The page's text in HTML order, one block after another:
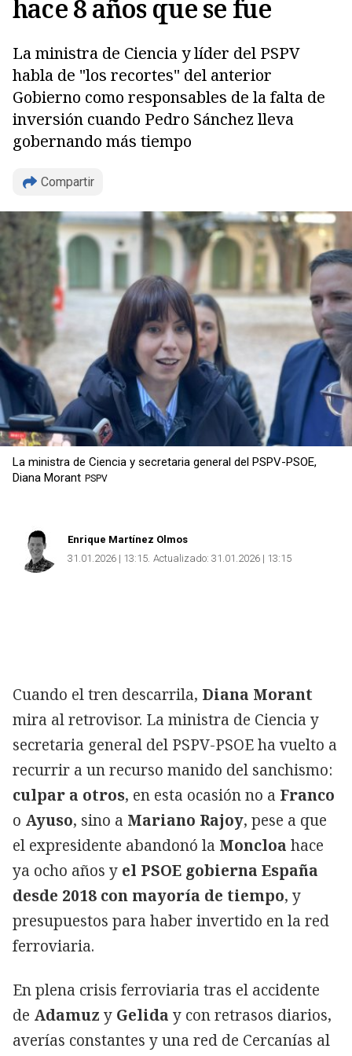
hace 8 años que se fue
La ministra de Ciencia y líder del PSPV
habla de "los recortes" del anterior
Gobierno como responsables de la falta de
inversión cuando Pedro Sánchez lleva
gobernando más tiempo
Compartir
Copiar
La ministra de Ciencia y secretaria general del PSPV-PSOE,
Diana Morant PSPV
Enrique Martínez Olmos
31.01.2026 | 13:15 Actualizado: 31.01.2026 | 13:15
Cuando el tren descarrila, Diana Morant
mira al retrovisor. La ministra de Ciencia y
secretaria general del PSPV-PSOE ha vuelto a
recurrir a un recurso manido del sanchismo:
culpar a otros, en esta ocasión no a Franco
o Ayuso, sino a Mariano Rajoy, pese a que
el expresidente abandonó la Moncloa hace
ya ocho años y el PSOE gobierna España
desde 2018 con mayoría de tiempo, y
presupuestos para haber invertido en la red
ferroviaria.
En plena crisis ferroviaria tras el accidente
de Adamuz y Gelida y con retrasos diarios,
averías constantes y una red de Cercanías al